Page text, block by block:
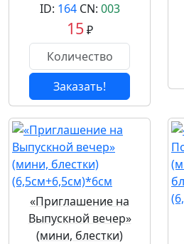
ID: 164CN: 003
15₽
Заказать!
«Приглашение на
Выпускной вечер»
(мини, блестки)